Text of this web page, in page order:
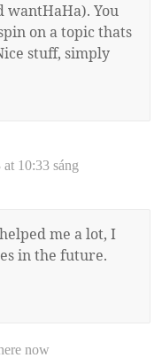
You
on a topic thats
stuff, simply
10:33 sáng
me a lot, I
in the future.
now